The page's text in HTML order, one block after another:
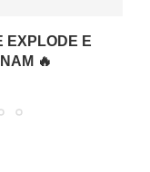
EXPLODE E
🔥